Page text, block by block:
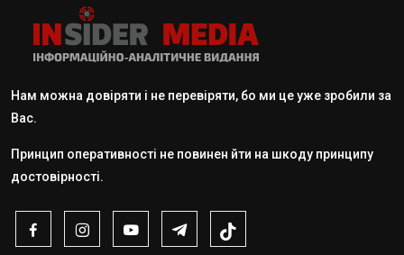
Нам можна довіряти і не перевіряти, бо ми це уже зробили за
Вас.
Принцип оперативності не повинен йти на шкоду принципу
достовірності.